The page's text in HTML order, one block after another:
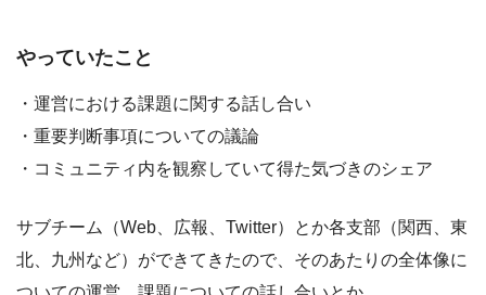
やっていたこと
・運営における課題に関する話し合い
・重要判断事項についての議論
・コミュニティ内を観察していて得た気づきのシェア
サブチーム（Web、広報、Twitter）とか各支部（関西、東
北、九州など）ができてきたので、そのあたりの全体像に